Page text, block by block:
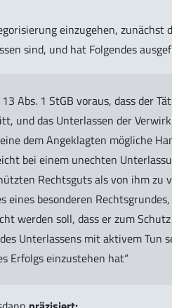
einzugehen, zunächst
sind, und hat Folgendes
Abs. 1 StGB voraus, dass der
und das Unterlassen der
dem Angeklagten mögliche
bei einem unechten
Rechtsguts als von ihm zu
eines besonderen
werden soll, dass er zum
Unterlassens mit aktivem Tun
Erfolgs einzustehen hat“